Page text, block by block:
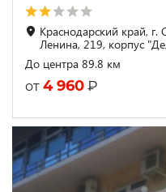
Краснодарский край,
Ленина, 219, корпус
До центра 89.8 км
от 4 960 ₽